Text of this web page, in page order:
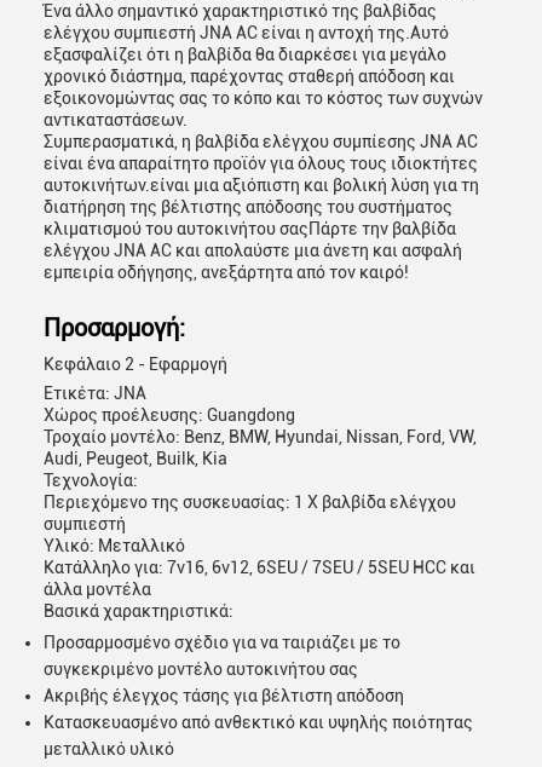
Ένα άλλο σημαντικό χαρακτηριστικό της βαλβίδας
ελέγχου συμπιεστή JNA AC είναι η αντοχή της.Αυτό
εξασφαλίζει ότι η βαλβίδα θα διαρκέσει για μεγάλο
χρονικό διάστημα, παρέχοντας σταθερή απόδοση και
εξοικονομώντας σας το κόπο και το κόστος των συχνών
αντικαταστάσεων.
Συμπερασματικά, η βαλβίδα ελέγχου συμπίεσης JNA AC
είναι ένα απαραίτητο προϊόν για όλους τους ιδιοκτήτες
αυτοκινήτων.είναι μια αξιόπιστη και βολική λύση για τη
διατήρηση της βέλτιστης απόδοσης του συστήματος
κλιματισμού του αυτοκινήτου σαςΠάρτε την βαλβίδα
ελέγχου JNA AC και απολαύστε μια άνετη και ασφαλή
εμπειρία οδήγησης, ανεξάρτητα από τον καιρό!
Προσαρμογή:
Κεφάλαιο 2 - Εφαρμογή
Ετικέτα: JNA
Χώρος προέλευσης: Guangdong
Τροχαίο μοντέλο: Benz, BMW, Hyundai, Nissan, Ford, VW,
Audi, Peugeot, Builk, Kia
Τεχνολογία:
Περιεχόμενο της συσκευασίας: 1 X βαλβίδα ελέγχου
συμπιεστή
Υλικό: Μεταλλικό
Κατάλληλο για: 7v16, 6v12, 6SEU / 7SEU / 5SEU HCC και
άλλα μοντέλα
Βασικά χαρακτηριστικά:
Προσαρμοσμένο σχέδιο για να ταιριάζει με το
συγκεκριμένο μοντέλο αυτοκινήτου σας
Ακριβής έλεγχος τάσης για βέλτιστη απόδοση
Κατασκευασμένο από ανθεκτικό και υψηλής ποιότητας
μεταλλικό υλικό